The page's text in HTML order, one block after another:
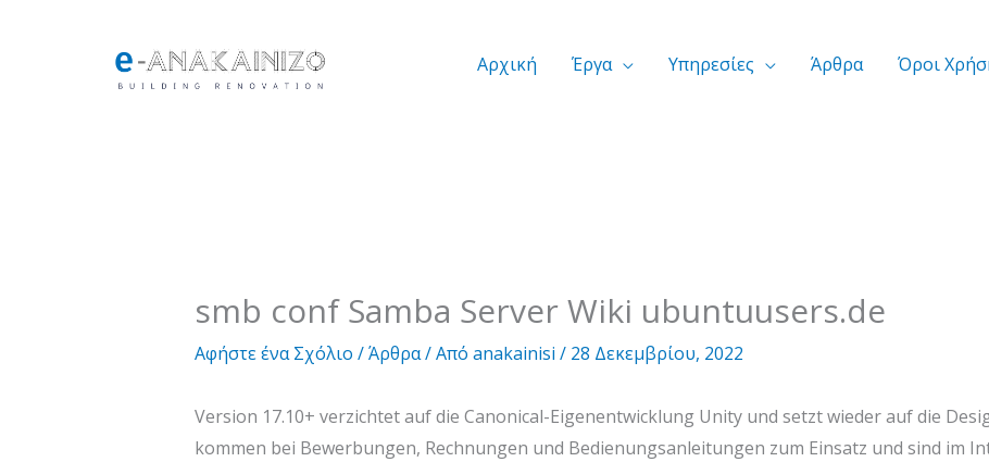
Αρχική Έργα Υπηρεσίες Άρθρα Όροι
smb conf Samba Server Wiki ubuntuusers.de
Αφήστε ένα Σχόλιο /Άρθρα/ Από anakainisi / 28 Δεκεμβρίου, 2022
Version 17.10+ verzichtet auf die Canonical-Eigenentwicklung Unity und setzt wieder auf die
kommen bei Bewerbungen, Rechnungen und Bedienungsanleitungen zum Einsatz und sind im